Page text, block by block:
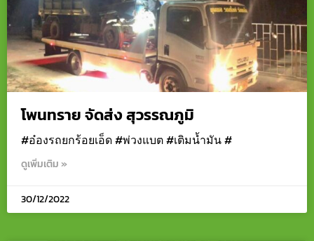
โพนทราย จัดส่ง สุวรรณภูมิ
#อ๋องรถยกร้อยเอ็ด #พ่วงแบต #เติมน้ำมัน #
ดูเพิ่มเติม »
30/12/2022